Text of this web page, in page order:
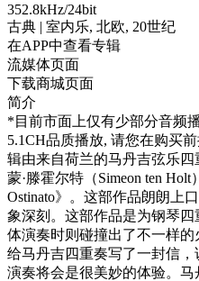
352.8kHz/24bit
古典 | 室内乐, 北欧, 20世纪
在APP中查看专辑
流媒体页面
下载商城页面
简介
*目前市面上仅有少部分音频
5.1CH品质播放, 请您在购买
辑由来自荷兰的马丹吉弦乐四
蒙·滕霍尔特（Simeon ten
Ostinato》。这部作品朗朗上
象深刻。这部作品是为钢琴
体演奏时则碰撞出了不一样
给马丹吉四重奏写了一封信
演奏将会是很美妙的体验。